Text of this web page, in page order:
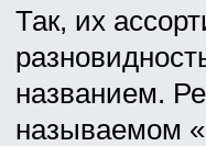
Так, их
названием.
называемом